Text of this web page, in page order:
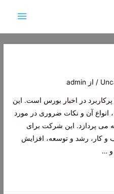
اصلی
/ از admin
در اخبار بورس است. این
انواع آن و نکات ضروری در مورد
می پردازد. این شرکت برای
و کار، رشد و توسعه، افزایش
و …